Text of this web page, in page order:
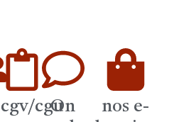
cgv/cguOn
nos e-